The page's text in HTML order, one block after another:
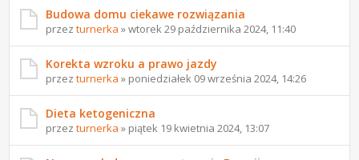
Budowa domu ciekawe rozwiązania
przezturnerka » wtorek 29 października 2024, 11:40
Korekta wzroku a prawo jazdy
przezturnerka » poniedziałek 09 września 2024, 14:26
Dieta ketogeniczna
przezturnerka » piątek 19 kwietnia 2024, 13:07